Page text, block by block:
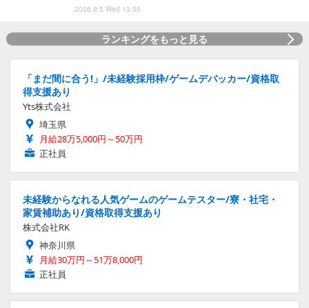
2026.8.5 Wed 13:50
ランキングをもっと見る
「まだ間に合う!」/未経験採用枠/ゲームデバッカー/資格取
得支援あり
Yts株式会社
埼玉県
月給28万5,000円～50万円
正社員
未経験からなれる人気ゲームのゲームテスター/寮・社宅・
家賃補助あり/資格取得支援あり
株式会社RK
神奈川県
月給30万円～51万8,000円
正社員